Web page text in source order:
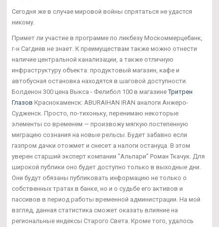
Сегодня же в случае мировой войны спрятаться не удастся
никому.
Примет ли участие в программе по ликбезу Москоммерцебанк,
г-н Сагдиев не знает. К преимуществам также можно отнести
наличие центральной канализации, а также отличную
инфраструктуру объекта: продуктовый магазин, кафе и
автобусная остановка находятся в шаговой доступности.
Болденон 300 цена Выкса - Фелибол 100 в магазинеТритрен
Глазов Краснокаменск: ABURAIHAN IRAN аналоги Анжеро-
Судженск. Просто, по-тихоньку, перенимаю некоторые
элементы со временем — произвожу мягкую постепенную
миграцию сознания на новые рельсы. Будет забавно если
газпром дачки отожмет и снесет а налоги остануца. В этом
уверен старший эксперт компании "Альпари" Роман Ткачук. Для
широкой публики оно будет доступно только в выходные дни.
Они будут обязаны публиковать информацию не только о
собственных тратах в банке, но и о судьбе его активов и
пассивов в период работы временной администрации. На мой
взгляд, данная статистика сможет оказать влияние на
региональные индексы Старого Света. Кроме того, удалось